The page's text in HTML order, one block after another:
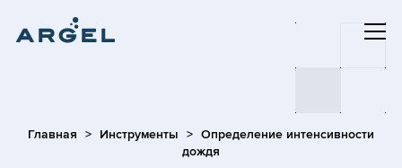
Главная Инструменты
Определение интенсивности
дождя